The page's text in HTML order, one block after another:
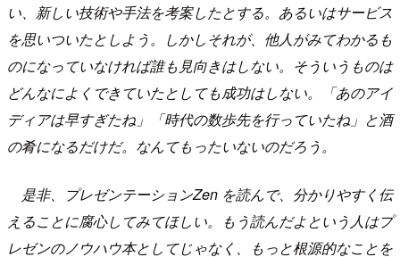
い、新しい技術や手法を考案したとする。あるいはサービス
を思いついたとしよう。しかしそれが、他人がみてわかるも
のになっていなければ誰も見向きはしない。そういうものは
どんなによくできていたとしても成功はしない。「あのアイ
ディアは早すぎたね」「時代の数歩先を行っていたね」と酒
の肴になるだけだ。なんてもったいないのだろう。
是非、プレゼンテーションZen を読んで、分かりやすく伝
えることに腐心してみてほしい。もう読んだよという人はプ
レゼンのノウハウ本としてじゃなく、もっと根源的なことを